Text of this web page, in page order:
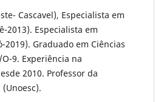
Cascavel), Especialista em
2013). Especialista em
Graduado em Ciências
9. Experiência na
2010. Professor da